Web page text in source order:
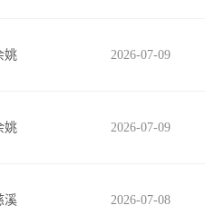
2026-07-09
姚
2026-07-09
姚
2026-07-08
溪